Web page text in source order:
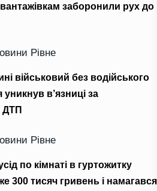
заборонили рух до
Рівне
військовий без водійського
уникнув в’язниці за
ДТП
Рівне
по кімнаті в гуртожитку
300 тисяч гривень і намагався